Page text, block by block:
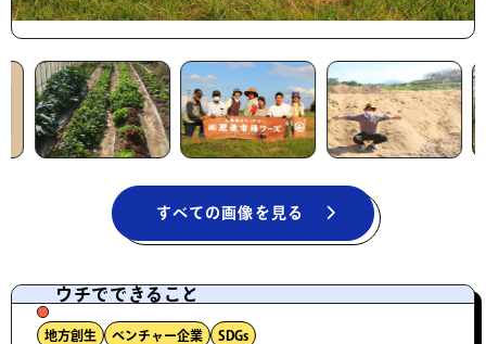
すべての画像を見る
ウチでできること
地方創生 ベンチャー企業 SDGs